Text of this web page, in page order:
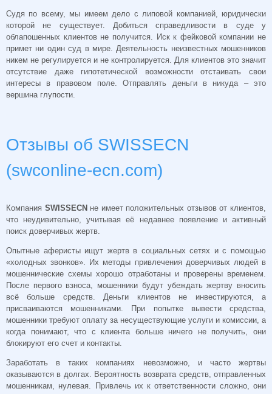
Судя по всему, мы имеем дело с липовой компанией, юридически
которой не существует. Добиться справедливости в суде у
облапошенных клиентов не получится. Иск к фейковой компании не
примет ни один суд в мире. Деятельность неизвестных мошенников
никем не регулируется и не контролируется. Для клиентов это значит
отсутствие даже гипотетической возможности отстаивать свои
интересы в правовом поле. Отправлять деньги в никуда – это
вершина глупости.
Отзывы об SWISSECN
(swconline-ecn.com)
Компания SWISSECN не имеет положительных отзывов от клиентов,
что неудивительно, учитывая её недавнее появление и активный
поиск доверчивых жертв.
Опытные аферисты ищут жертв в социальных сетях и с помощью
«холодных звонков». Их методы привлечения доверчивых людей в
мошеннические схемы хорошо отработаны и проверены временем.
После первого взноса, мошенники будут убеждать жертву вносить
всё больше средств. Деньги клиентов не инвестируются, а
присваиваются мошенниками. При попытке вывести средства,
мошенники требуют оплату за несуществующие услуги и комиссии, а
когда понимают, что с клиента больше ничего не получить, они
блокируют его счет и контакты.
Заработать в таких компаниях невозможно, и часто жертвы
оказываются в долгах. Вероятность возврата средств, отправленных
мошенникам, нулевая. Привлечь их к ответственности сложно, они